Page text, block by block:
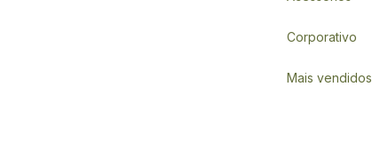
Corporativo
Mais vendidos